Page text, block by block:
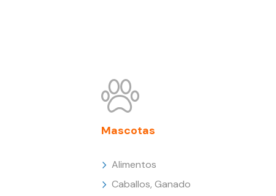
Mascotas
Alimentos
Caballos, Ganado